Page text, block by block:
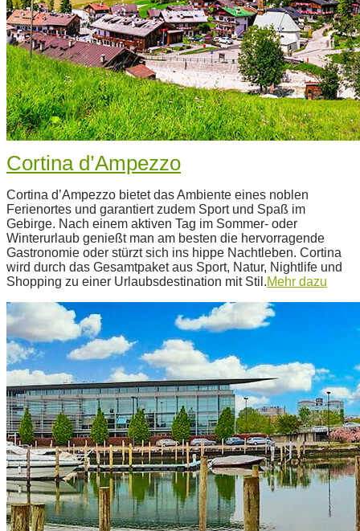
Cortina d’Ampezzo
07-
13
Cortina d’Ampezzo bietet das Ambiente eines noblen
Ferienortes und garantiert zudem Sport und Spaß im
Gebirge. Nach einem aktiven Tag im Sommer- oder
Winterurlaub genießt man am besten die hervorragende
Gastronomie oder stürzt sich ins hippe Nachtleben. Cortina
wird durch das Gesamtpaket aus Sport, Natur, Nightlife und
Shopping zu einer Urlaubsdestination mit Stil.Mehr dazu